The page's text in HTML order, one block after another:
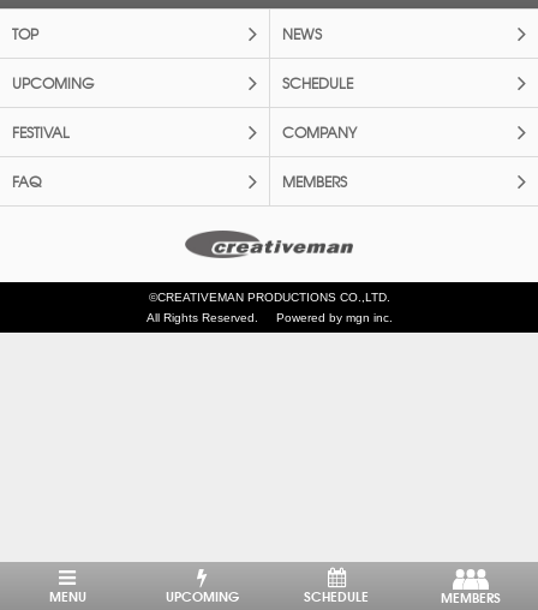
TOP NEWS
UPCOMING SCHEDULE
FESTIVAL COMPANY
FAQ MEMBERS
©CREATIVEMAN PRODUCTIONS CO.,LTD.
All Rights Reserved.
Powered by mgn inc.
MENU UPCOMING SCHEDULE MEMBERS